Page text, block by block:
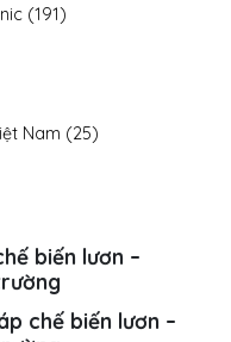
(191)
Nam (25)
biến lươn –
chế biến lươn –